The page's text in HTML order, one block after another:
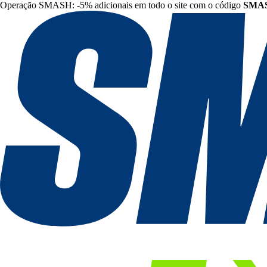
Operação SMASH: -5% adicionais em todo o site com o código